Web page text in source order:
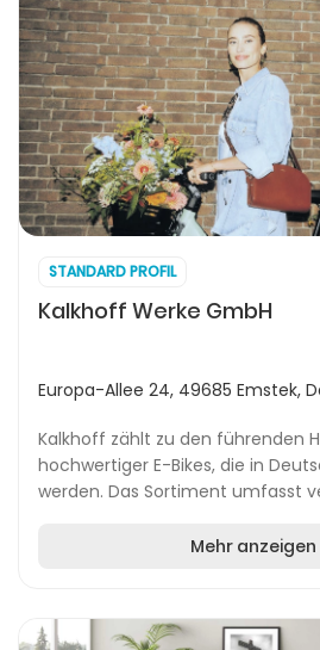
STANDARD PROFIL
Kalkhoff Werke GmbH
Europa-Allee 24, 49685 Emstek,
Kalkhoff zählt zu den führenden
hochwertiger E-Bikes, die in
werden. Das Sortiment umfasst
Mehr anzeigen